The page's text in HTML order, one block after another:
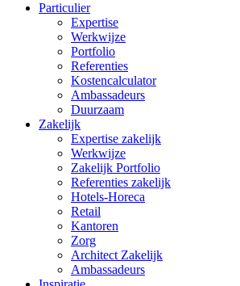
Particulier
Expertise
Werkwijze
Portfolio
Referenties
Kostencalculator
Ambassadeurs
Duurzaam
Zakelijk
Expertise zakelijk
Werkwijze
Zakelijk Portfolio
Referenties zakelijk
Hotels-Horeca
Retail
Kantoren
Zorg
Architect Zakelijk
Ambassadeurs